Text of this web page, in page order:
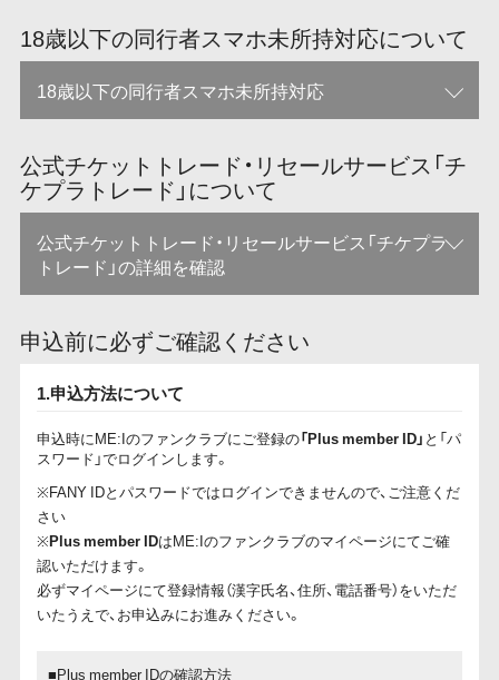
18歳以下の同行者スマホ未所持対応について
18歳以下の同行者スマホ未所持対応
公式チケットトレード・リセールサービス「チ
ケプラトレード」について
公式チケットトレード・リセールサービス「チケプラ
トレード」の詳細を確認
申込前に必ずご確認ください
1.申込方法について
申込時にME:Iのファンクラブにご登録の「Plus member ID」 と「パ
スワード」でログインします。
※FANY IDとパスワードではログインできませんので、ご注意くだ
さい
※Plus member IDはME:Iのファンクラブのマイページにてご確
認いただけます。
必ずマイページにて登録情報（漢字氏名、住所、電話番号）をいただ
いたうえで、お申込みにお進みください。
■Plus member IDの確認方法